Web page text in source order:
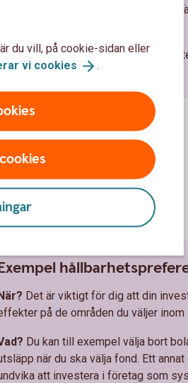
Du har en hög ambition när det
Det kan till röra sig om en
även har bra arbetsförhållanden.
När? Det är viktigt för dig att din
på de områden du väljer inom
Du kan till exempel välja bort
när du ska välja fond. Ett
att investera i företag som
du vill, på cookie-sidan eller
vi cookies .